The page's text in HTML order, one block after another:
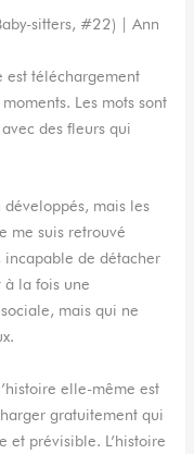
sitters, #22) | Ann
est téléchargement
Les mots sont
des fleurs qui
développés, mais les
me suis retrouvé
incapable de détacher
à la fois une
mais qui ne
elle-même est
gratuitement qui
et prévisible. L’histoire